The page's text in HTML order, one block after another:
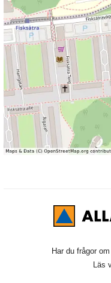
Har du frågor
Läs